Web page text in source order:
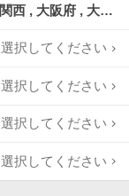
関西 , 大阪府 , 大阪市 , 大阪市此花区
選択してください
選択してください
選択してください
選択してください